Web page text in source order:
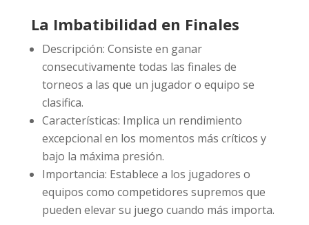
La Imbatibilidad en Finales
Descripción: Consiste en ganar
consecutivamente todas las finales de
torneos a las que un jugador o equipo se
clasifica.
Características: Implica un rendimiento
excepcional en los momentos más críticos y
bajo la máxima presión.
Importancia: Establece a los jugadores o
equipos como competidores supremos que
pueden elevar su juego cuando más importa.